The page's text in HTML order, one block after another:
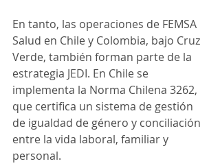
En tanto, las operaciones de FEMSA
Salud en Chile y Colombia, bajo Cruz
Verde, también forman parte de la
estrategia JEDI. En Chile se
implementa la Norma Chilena 3262,
que certifica un sistema de gestión
de igualdad de género y conciliación
entre la vida laboral, familiar y
personal.